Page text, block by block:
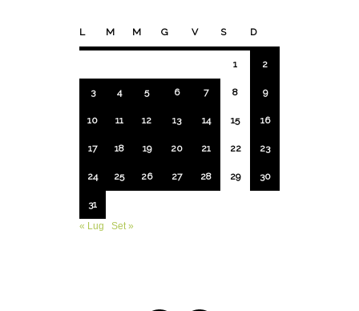
L M M G V S D
1 2
3 4 5 6 7 8 9
10 11 12 13 14 15 16
17 18 19 20 21 22 23
24 25 26 27 28 29 30
31
« Lug
Set »